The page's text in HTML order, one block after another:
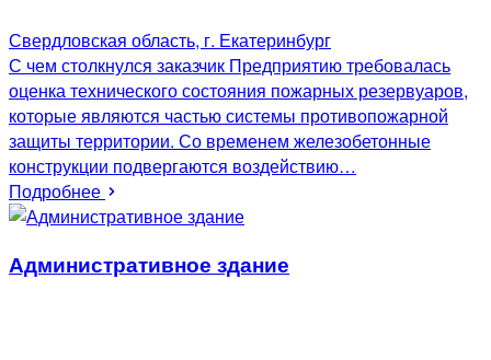
Свердловская область, г. Екатеринбург
С чем столкнулся заказчик Предприятию требовалась
оценка технического состояния пожарных резервуаров,
которые являются частью системы противопожарной
защиты территории. Со временем железобетонные
конструкции подвергаются воздействию…
Подробнее
Административное здание